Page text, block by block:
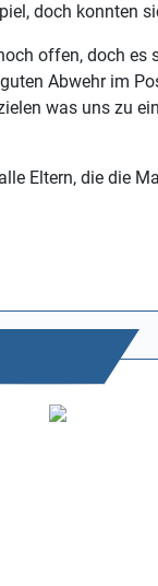
doch konnten
offen, doch
Abwehr im
was uns zu
Eltern, die die